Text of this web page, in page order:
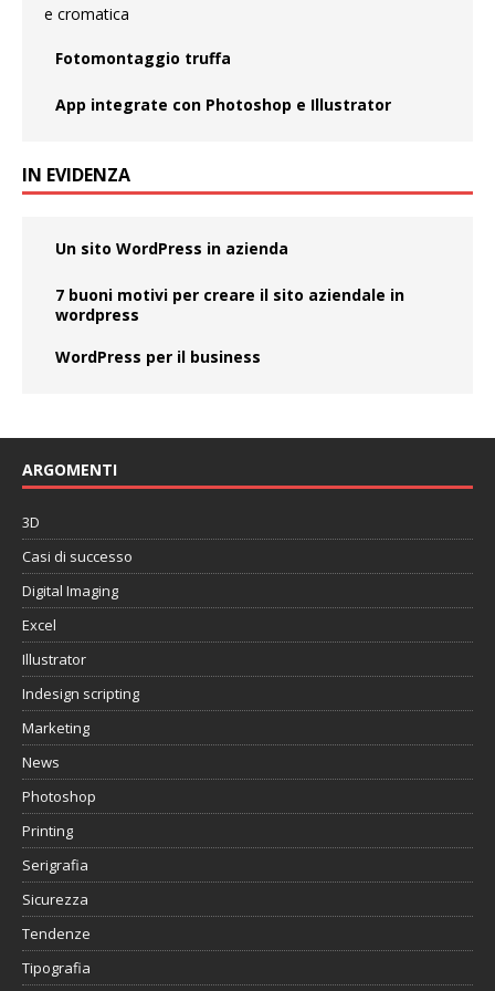
Fotomontaggio truffa
App integrate con Photoshop e Illustrator
IN EVIDENZA
Un sito WordPress in azienda
7 buoni motivi per creare il sito aziendale in
wordpress
WordPress per il business
ARGOMENTI
3D
Casi di successo
Digital Imaging
Excel
Illustrator
Indesign scripting
Marketing
News
Photoshop
Printing
Serigrafia
Sicurezza
Tendenze
Tipografia